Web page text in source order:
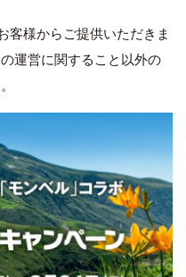
客様からご提供いただきま
運営に関すること以外の